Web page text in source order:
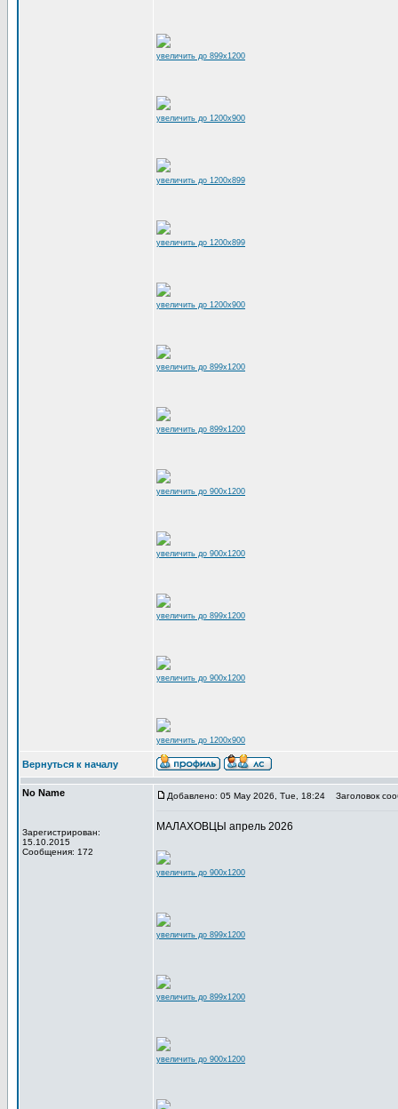
увеличить до 899x1200
увеличить до 1200x900
увеличить до 1200x899
увеличить до 1200x899
увеличить до 1200x900
увеличить до 899x1200
увеличить до 899x1200
увеличить до 900x1200
увеличить до 900x1200
увеличить до 899x1200
увеличить до 900x1200
увеличить до 1200x900
Вернуться к началу
No Name
Зарегистрирован:
15.10.2015
Сообщения: 172
Добавлено: 05 May 2026, Tue, 18:24 Заголовок
МАЛАХОВЦЫ апрель 2026
увеличить до 900x1200
увеличить до 899x1200
увеличить до 899x1200
увеличить до 900x1200